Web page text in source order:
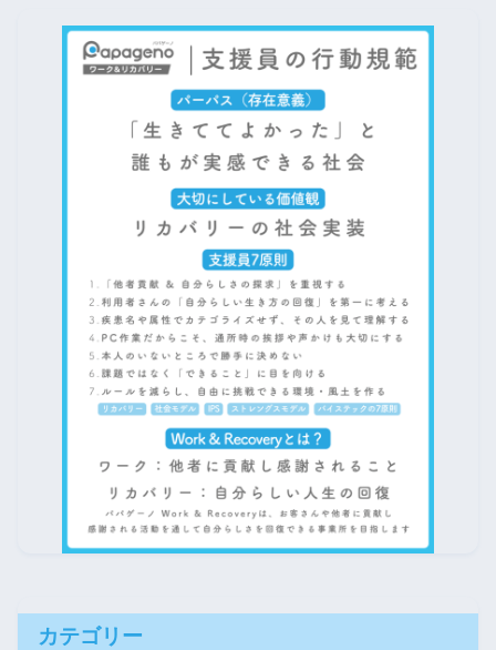
カテゴリー